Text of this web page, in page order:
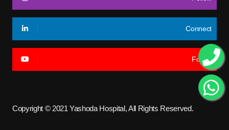
Connect
Follow
Copyright © 2021 Yashoda Hospital, All Rights Reserved.